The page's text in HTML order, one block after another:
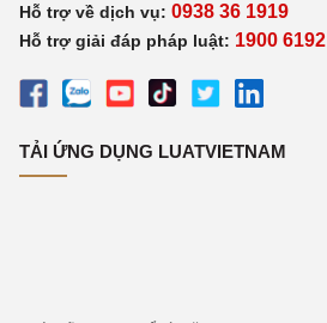
Hỗ trợ về dịch vụ: 0938 36 1919
Hỗ trợ giải đáp pháp luật: 1900 6192
TẢI ỨNG DỤNG LUATVIETNAM